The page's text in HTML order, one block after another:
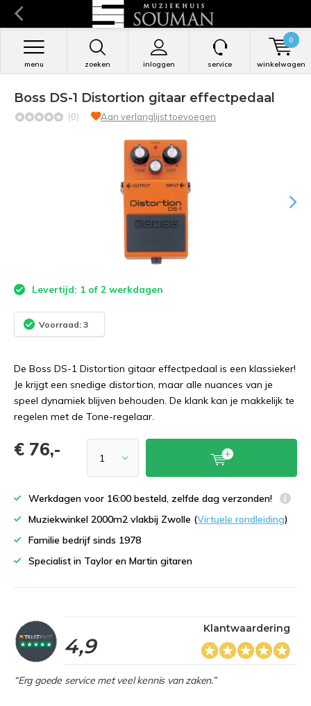
zoeken inloggen
menu service winkelwagen
0
Boss DS-1 Distortion gitaar effectpedaal
(0) Aan verlanglijst toevoegen
Levertijd: 1 of 2 werkdagen
Voorraad: 3
De Boss DS-1 Distortion gitaar effectpedaal is een klassieker!
Je krijgt een snedige distortion, maar alle nuances van je
speel dynamiek blijven behouden. De klank kan je makkelijk te
regelen met de Tone-regelaar.
€ 76,-
Werkdagen voor 16:00 besteld, zelfde dag verzonden!
Muziekwinkel 2000m2 vlakbij Zwolle (Virtuele rondleiding)
Familie bedrijf sinds 1978
Specialist in Taylor en Martin gitaren
4,9
Klantwaardering
“Erg goede service met veel kennis van zaken.”